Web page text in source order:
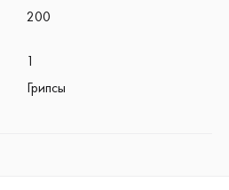
200
1
Грипсы